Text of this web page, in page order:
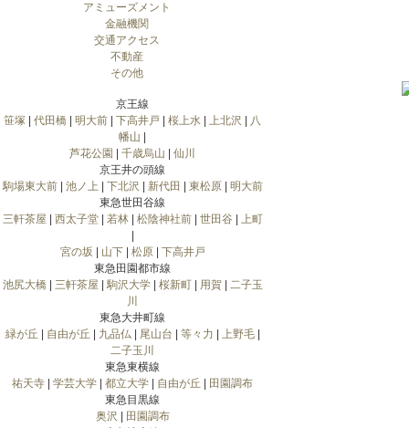
アミューズメント
金融機関
交通アクセス
不動産
その他
京王線
笹塚
代田橋 明大前 下高井戸 桜上水 上北沢
八
幡山
芦花公園
千歳烏山
仙川
京王井の頭線
駒場東大前| 池ノ上 下北沢 新代田 東松原| 明大前
東急世田谷線
三軒茶屋
西太子堂| 若林| 松陰神社前| 世田谷
上町
宮の坂
山下| 松原| 下高井戸
東急田園都市線
池尻大橋| 三軒茶屋 駒沢大学| 桜新町| 用賀| 二子玉
川
東急大井町線
緑が丘
自由が丘 九品仏| 尾山台 等々力 上野毛|
二子玉川
東急東横線
祐天寺
学芸大学 都立大学 自由が丘
田園調布
東急目黒線
奥沢
田園調布